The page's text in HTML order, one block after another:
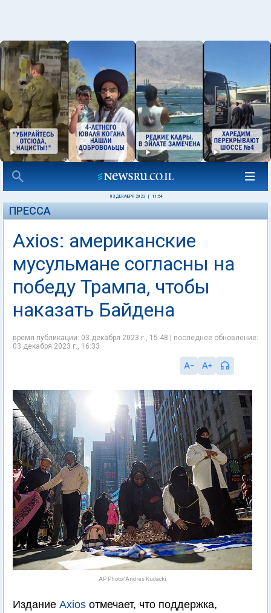
03 ДЕКАБРЯ 2023 11:54
ПРЕССА
Axios: американские
мусульмане согласны на
победу Трампа, чтобы
наказать Байдена
время публикации: 03 декабря 2023 г., 15:48 | последнее обновление:
03 декабря 2023 г., 16:33
AP Photo/Andres Kudacki
Издание Axios отмечает, что поддержка,